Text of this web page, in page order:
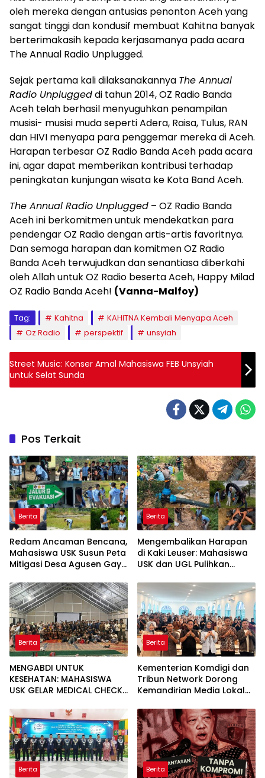
oleh mereka dengan antusias penonton Aceh yang
sangat tinggi dan kondusif membuat Kahitna banyak
berterimakasih kepada kerjasamanya pada acara
The Annual Radio Unplugged.
Sejak pertama kali dilaksanakannya The Annual
Radio Unpluggeddi tahun 2014, OZ Radio Banda
Aceh telah berhasil menyuguhkan penampilan
musisi- musisi muda seperti Adera, Raisa, Tulus, RAN
dan HIVI menyapa para penggemar mereka di Aceh.
Harapan terbesar OZ Radio Banda Aceh pada acara
ini, agar dapat memberikan kontribusi terhadap
peningkatan kunjungan wisata ke Kota Band Aceh.
The Annual Radio Unplugged – OZ Radio Banda
Aceh ini berkomitmen untuk mendekatkan para
pendengar OZ Radio dengan artis-artis favoritnya.
Dan semoga harapan dan komitmen OZ Radio
Banda Aceh terwujudkan dan senantiasa diberkahi
oleh Allah untuk OZ Radio beserta Aceh, Happy Milad
OZ Radio Banda Aceh! (Vanna-Malfoy)
Tag: Kahitna
KAHITNA Kembali Menyapa Aceh
Oz Radio
perspektif unsyiah
Street Music: Konser Amal Mahasiswa FEB Unsyiah
untuk Selat Sunda
Pos Terkait
Berita
Redam Ancaman Bencana,
Mahasiswa USK Susun Peta
Mitigasi Desa Agusen Gayo
Berita
Mengembalikan Harapan
di Kaki Leuser: Mahasiswa
USK dan UGL Pulihkan
Agusen
Berita
MENGABDI UNTUK
KESEHATAN: MAHASISWA
USK GELAR MEDICAL CHECK
DESA AGUSEN
Berita
Kementerian Komdigi dan
Tribun Network Dorong
Kemandirian Media Lokal
Aceh
Berita Berita